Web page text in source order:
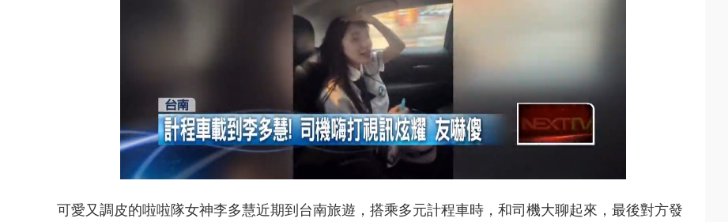
46.71%
可愛又調皮的啦啦隊女神李多慧近期到台南旅遊，搭乘多元計程車時，和司機大聊起來，最後對方發